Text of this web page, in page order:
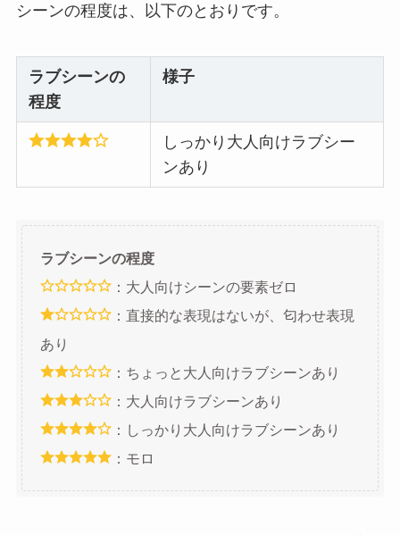
シーンの程度は、以下のとおりです。
ラブシーンの
程度
様子
しっかり大人向けラブシー
ンあり
ラブシーンの程度
：大人向けシーンの要素ゼロ
：直接的な表現はないが、匂わせ表現
あり
：ちょっと大人向けラブシーンあり
：大人向けラブシーンあり
：しっかり大人向けラブシーンあり
：モロ